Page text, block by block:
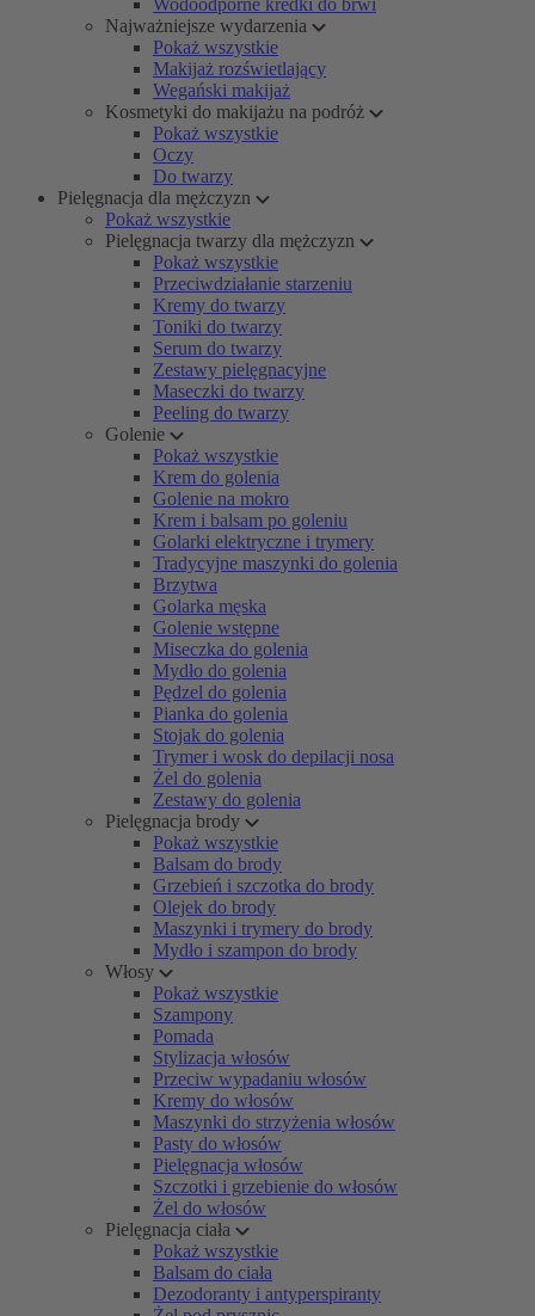
Wodoodporne kredki do brwi
Najważniejsze wydarzenia
Pokaż wszystkie
Makijaż rozświetlający
Wegański makijaż
Kosmetyki do makijażu na podróż
Pokaż wszystkie
Oczy
Do twarzy
Pielęgnacja dla mężczyzn
Pokaż wszystkie
Pielęgnacja twarzy dla mężczyzn
Pokaż wszystkie
Przeciwdziałanie starzeniu
Kremy do twarzy
Toniki do twarzy
Serum do twarzy
Zestawy pielęgnacyjne
Maseczki do twarzy
Peeling do twarzy
Golenie
Pokaż wszystkie
Krem do golenia
Golenie na mokro
Krem i balsam po goleniu
Golarki elektryczne i trymery
Tradycyjne maszynki do golenia
Brzytwa
Golarka męska
Golenie wstępne
Miseczka do golenia
Mydło do golenia
Pędzel do golenia
Pianka do golenia
Stojak do golenia
Trymer i wosk do depilacji nosa
Żel do golenia
Zestawy do golenia
Pielęgnacja brody
Pokaż wszystkie
Balsam do brody
Grzebień i szczotka do brody
Olejek do brody
Maszynki i trymery do brody
Mydło i szampon do brody
Włosy
Pokaż wszystkie
Szampony
Pomada
Stylizacja włosów
Przeciw wypadaniu włosów
Kremy do włosów
Maszynki do strzyżenia włosów
Pasty do włosów
Pielęgnacja włosów
Szczotki i grzebienie do włosów
Żel do włosów
Pielęgnacja ciała
Pokaż wszystkie
Balsam do ciała
Dezodoranty i antyperspiranty